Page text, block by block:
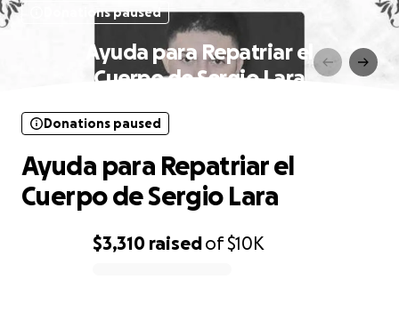
Donations paused
Ayuda para Repatriar el
Cuerpo de Sergio Lara
$3,310 raisedof$10K
Donations paused
Ayuda para Repatriar el
Cuerpo de Sergio Lara